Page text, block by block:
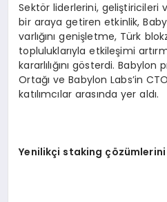
Sektör liderlerini, geliştiricileri
bir araya getiren etkinlik,
varlığını genişletme, Türk
topluluklarıyla etkileşimi
kararlılığını gösterdi.
Ortağı ve Babylon Labs’in
katılımcılar arasında yer aldı.
Yenilikçi staking çözümlerini